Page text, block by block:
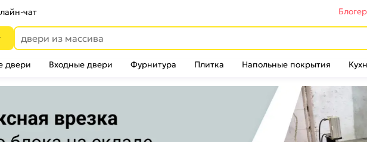
чат
двери Входные двери Фурнитура Плитка Напольные покрытия